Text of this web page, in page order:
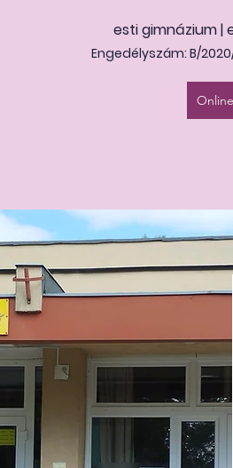
esti gimnázium |
Engedélyszám: B/